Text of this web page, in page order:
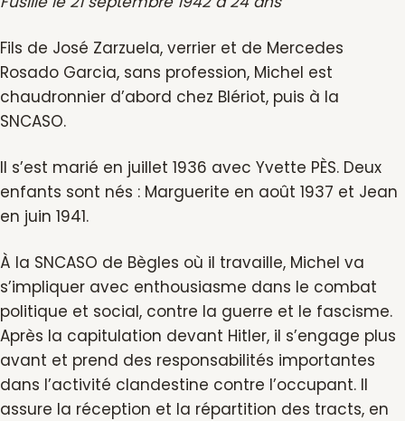
Fils de José Zarzuela, verrier et de Mercedes
Rosado Garcia, sans profession, Michel est
chaudronnier d’abord chez Blériot, puis à la
SNCASO.
Il s’est marié en juillet 1936 avec Yvette PÈS. Deux
enfants sont nés : Marguerite en août 1937 et Jean
en juin 1941.
À la SNCASO de Bègles où il travaille, Michel va
s’impliquer avec enthousiasme dans le combat
politique et social, contre la guerre et le fascisme.
Après la capitulation devant Hitler, il s’engage plus
avant et prend des responsabilités importantes
dans l’activité clandestine contre l’occupant. Il
assure la réception et la répartition des tracts, en